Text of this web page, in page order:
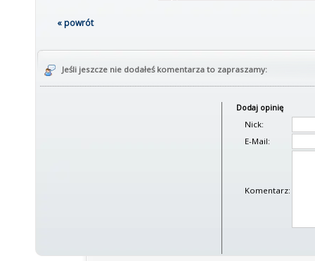
« powrót
Jeśli jeszcze nie dodałeś komentarza to zapraszamy:
Dodaj opinię
Nick:
E-Mail:
Komentarz: